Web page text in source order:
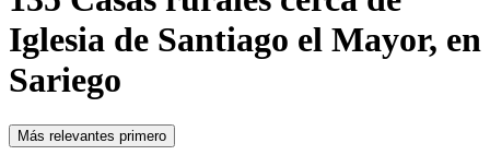
Iglesia de Santiago el Mayor, en
Sariego
Más relevantes primero